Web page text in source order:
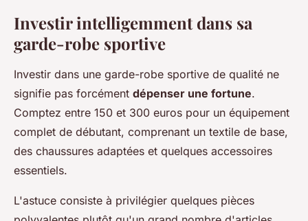
Investir intelligemment dans sa
garde-robe sportive
Investir dans une garde-robe sportive de qualité ne
signifie pas forcément dépenser une fortune.
Comptez entre 150 et 300 euros pour un équipement
complet de débutant, comprenant un textile de base,
des chaussures adaptées et quelques accessoires
essentiels.
L'astuce consiste à privilégier quelques pièces